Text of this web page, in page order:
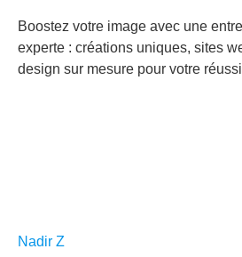
Boostez votre image avec une
experte : créations uniques, sites
design sur mesure pour votre
Nadir Z